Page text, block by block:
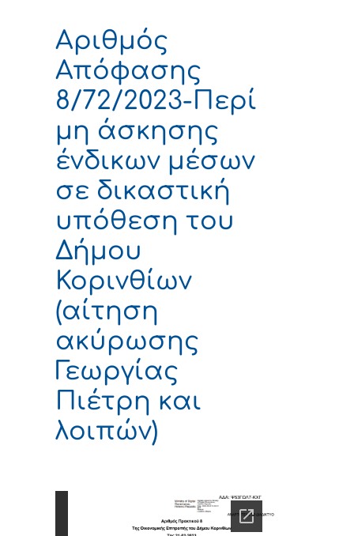
Αριθμός
Απόφασης
8/72/2023-Περί
μη άσκησης
ένδικων μέσων
σε δικαστική
υπόθεση του
Δήμου
Κορινθίων
(αίτηση
ακύρωσης
Γεωργίας
Πιέτρη και
λοιπών)